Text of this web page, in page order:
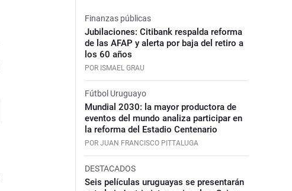
Finanzas públicas
Jubilaciones: Citibank respalda reforma
de las AFAP y alerta por baja del retiro a
los 60 años
POR ISMAEL GRAU
Fútbol Uruguayo
Mundial 2030: la mayor productora de
eventos del mundo analiza participar en
la reforma del Estadio Centenario
POR JUAN FRANCISCO PITTALUGA
DESTACADOS
Seis películas uruguayas se presentarán